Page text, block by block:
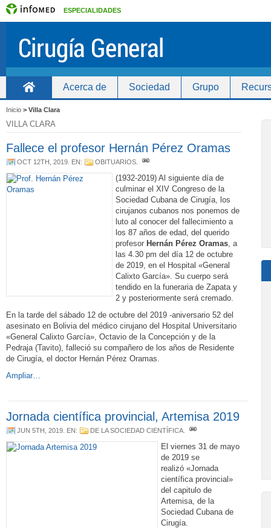
ESPECIALIDADES
Acerca de Sociedad Grupo
Inicio > Villa Clara
VILLA CLARA
Fallece el profesor Hernán Pérez Oramas
OCT 12TH, 2019 . EN: OBITUARIOS
(1932-2019) Al siguiente día de
culminar el XIV Congreso de la
Sociedad Cubana de Cirugía, los
cirujanos cubanos nos ponemos de
luto al conocer del fallecimiento a
los 87 años de edad, del querido
profesor Hernán Pérez Oramas, a
las 4.30 pm del día 12 de octubre
de 2019, en el Hospital «General
Calixto García». Su cuerpo será
tendido en la funeraria de Zapata y
2 y posteriormente será cremado.
En la tarde del sábado 12 de octubre del 2019 -aniversario 52 del
asesinato en Bolivia del médico cirujano del Hospital Universitario
«General Calixto García», Octavio de la Concepción y de la
Pedraja (Tavito), falleció su compañero de los años de Residente
de Cirugía, el doctor Hernán Pérez Oramas.
Ampliar…
Jornada científica provincial, Artemisa 2019
JUN 5TH, 2019 . EN: DE LA SOCIEDAD CIENTÍFICA
El viernes 31 de mayo
de 2019 se
realizó «Jornada
científica provincial»
del capitulo de
Artemisa, de la
Sociedad Cubana de
Cirugía.